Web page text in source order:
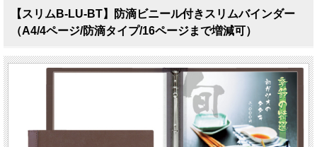
【スリムB-LU-BT】防滴ビニール付きスリムバインダー
（A4/4ページ/防滴タイプ/16ページまで増減可）